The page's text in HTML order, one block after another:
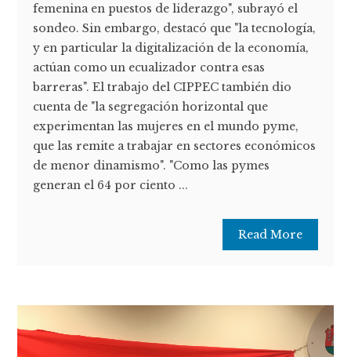
femenina en puestos de liderazgo", subrayó el
sondeo. Sin embargo, destacó que "la tecnología,
y en particular la digitalización de la economía,
actúan como un ecualizador contra esas
barreras". El trabajo del CIPPEC también dio
cuenta de "la segregación horizontal que
experimentan las mujeres en el mundo pyme,
que las remite a trabajar en sectores económicos
de menor dinamismo". "Como las pymes
generan el 64 por ciento ...
Read More